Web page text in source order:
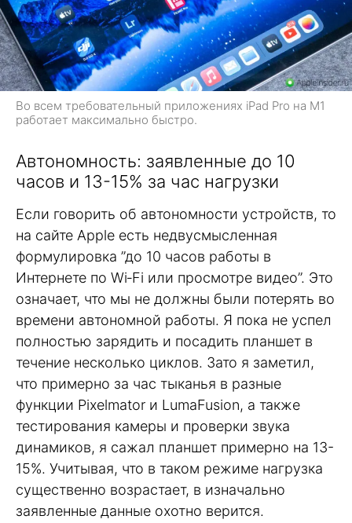
Во всем требовательный приложениях iPad Pro на M1
работает максимально быстро.
Автономность: заявленные до 10
часов и 13-15% за час нагрузки
Если говорить об автономности устройств, то
на сайте Apple есть недвусмысленная
формулировка ”до 10 часов работы в
Интернете по Wi‑Fi или просмотре видео”. Это
означает, что мы не должны были потерять во
времени автономной работы. Я пока не успел
полностью зарядить и посадить планшет в
течение несколько циклов. Зато я заметил,
что примерно за час тыканья в разные
функции Pixelmator и LumaFusion, а также
тестирования камеры и проверки звука
динамиков, я сажал планшет примерно на 13-
15%. Учитывая, что в таком режиме нагрузка
существенно возрастает, в изначально
заявленные данные охотно верится.